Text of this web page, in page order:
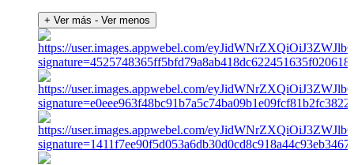
+ Ver más - Ver menos